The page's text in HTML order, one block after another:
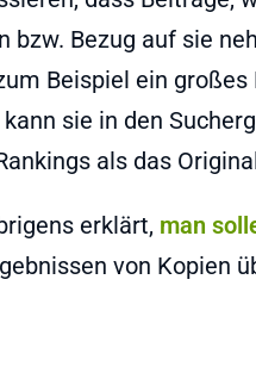
bzw. Bezug auf sie
Beispiel ein
sie in den
als das
erklärt, man
von Kopien